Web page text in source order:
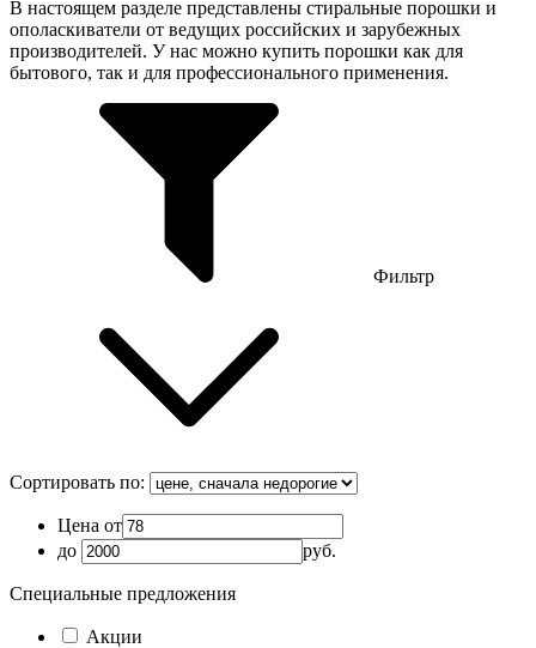
В настоящем разделе представлены стиральные порошки и
ополаскиватели от ведущих российских и зарубежных
производителей. У нас можно купить порошки как для
бытового, так и для профессионального применения.
Фильтр
Сортировать по:
Цена от
до
руб.
Специальные предложения
Акции